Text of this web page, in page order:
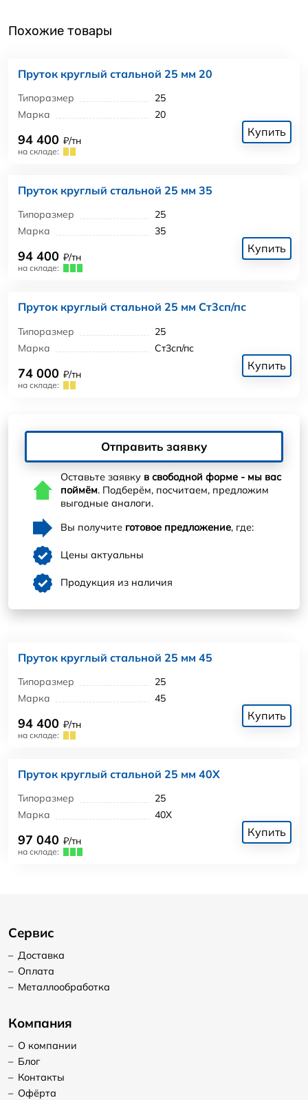
Похожие товары
Пруток круглый стальной 25 мм 20
Типоразмер
25
Марка
20
94 400 ₽/тн
на складе:
Купить
Пруток круглый стальной 25 мм 35
Типоразмер
25
Марка
35
94 400 ₽/тн
на складе:
Купить
Пруток круглый стальной 25 мм Ст3сп/пс
Типоразмер
25
Марка
Ст3сп/пс
74 000 ₽/тн
на складе:
Купить
Отправить заявку
Оставьте заявку в свободной форме - мы вас
поймём. Подберём, посчитаем, предложим
выгодные аналоги.
Вы получите готовое предложение, где:
Цены актуальны
Продукция из наличия
Пруток круглый стальной 25 мм 45
Типоразмер
25
Марка
45
94 400 ₽/тн
на складе:
Купить
Пруток круглый стальной 25 мм 40Х
Типоразмер
25
Марка
40Х
97 040 ₽/тн
на складе:
Купить
Сервис
– Доставка
– Оплата
– Металлообработка
Компания
– О компании
– Блог
– Контакты
– Офёрта